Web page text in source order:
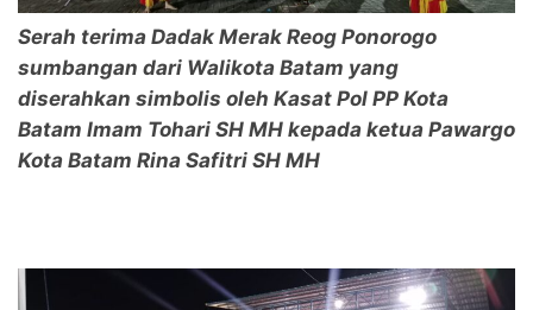
Serah terima Dadak Merak Reog Ponorogo
sumbangan dari Walikota Batam yang
diserahkan simbolis oleh Kasat Pol PP Kota
Batam Imam Tohari SH MH kepada ketua Pawargo
Kota Batam Rina Safitri SH MH